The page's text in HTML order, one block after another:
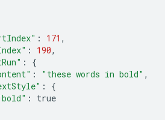
: 171 ,
: 190,
:
{
: "these words in bold" ,
:
{
:
true